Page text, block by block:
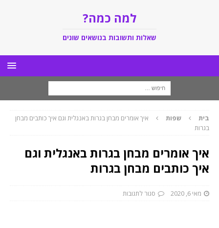
למה כמה?
שאלות ותשובות בנושאים שונים
בית שפות
איך אומרים מבחן בגרות באנגלית וגם איך כותבים מבחן
בגרות
איך אומרים מבחן בגרות באנגלית וגם
איך כותבים מבחן בגרות
מאי 6, 2020 סגור לתגובות